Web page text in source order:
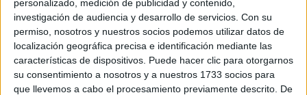
personalizado, medición de publicidad y contenido,
investigación de audiencia y desarrollo de servicios. Con su
permiso, nosotros y nuestros socios podemos utilizar datos de
localización geográfica precisa e identificación mediante las
características de dispositivos. Puede hacer clic para otorgarnos
su consentimiento a nosotros y a nuestros 1733 socios para
que llevemos a cabo el procesamiento previamente descrito. De
En el caso de la paciente argentina, los científicos
precisaron que no encontraron genomas intactos del
VIH tras analizar más de 1.190 millones de células de
sangre y 500 millones de tejidos.
"Lo que ocurre con la paciente de Esperanza está en un
nivel diferente", dijeron los investigadores de Argentina